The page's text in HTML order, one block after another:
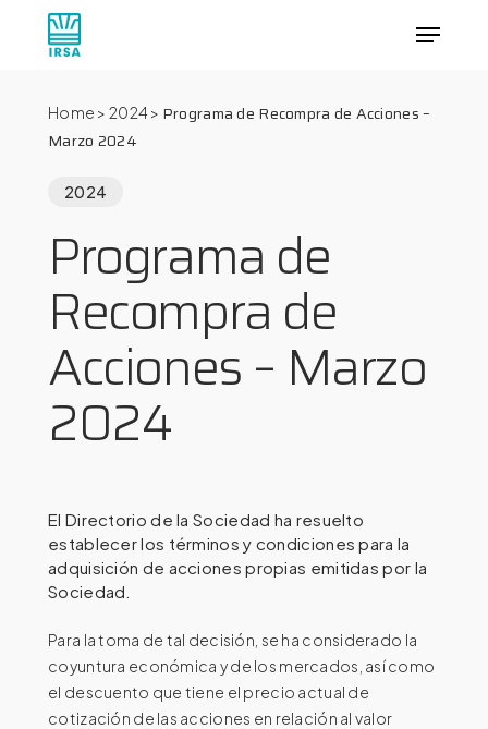
Menu
Home > 2024> Programa de Recompra de Acciones –
Marzo 2024
2024
Programa de
Recompra de
Acciones – Marzo
2024
El Directorio de la Sociedad ha resuelto
establecer los términos y condiciones para la
adquisición de acciones propias emitidas por la
Sociedad.
Para la toma de tal decisión, se ha considerado la
coyuntura económica y de los mercados, así como
el descuento que tiene el precio actual de
cotización de las acciones en relación al valor